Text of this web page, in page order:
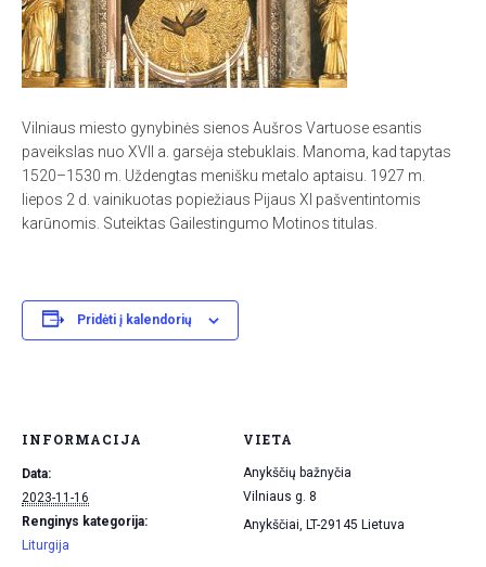
Vilniaus miesto gynybinės sienos Aušros Vartuose esantis
paveikslas nuo XVII a. garsėja stebuklais. Manoma, kad tapytas
1520–1530 m. Uždengtas menišku metalo aptaisu. 1927 m.
liepos 2 d. vainikuotas popiežiaus Pijaus XI pašventintomis
karūnomis. Suteiktas Gailestingumo Motinos titulas.
Pridėti į kalendorių
INFORMACIJA
Data:
2023-11-16
Renginys kategorija:
Liturgija
VIETA
Anykščių bažnyčia
Vilniaus g. 8
Anykščiai, LT-29145 Lietuva